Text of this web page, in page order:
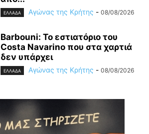
ΕΛΛΑΔΑ Αγώνας της Κρήτης - 08/08/2026
Barbouni: Το εστιατόριο του
Costa Navarino που στα χαρτιά
δεν υπάρχει
ΕΛΛΑΔΑ Αγώνας της Κρήτης - 08/08/2026